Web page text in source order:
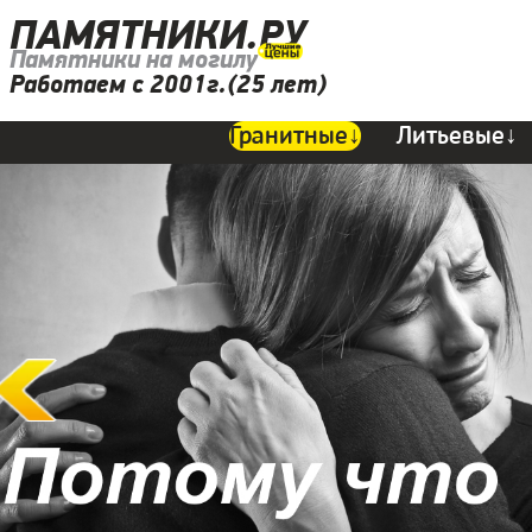
ПАМЯТНИКИ.РУ
Памятники на могилу
Работаем с 2001г.(25 лет)
Гранитные↓ Литьевые↓